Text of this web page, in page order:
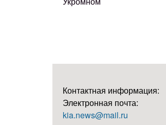
Контактная информация:
Электронная почта:
kia.news@mail.ru